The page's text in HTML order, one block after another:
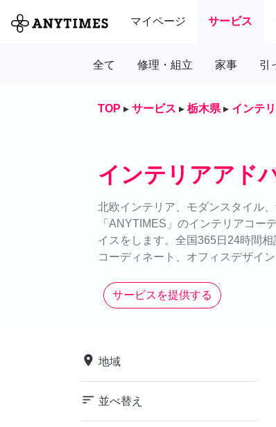
マイページ サービス
全て 修理・組立 家事 引
TOP ▸ サービス ▸ 栃木県 ▸ インテ
インテリアアド
北欧インテリア、モダンスタイル
「ANYTIMES」のインテリアコー
イスをします。全国365日24時間
コーディネート、オフィスデザイ
サービスを提供する
place 地域
sort 並べ替え